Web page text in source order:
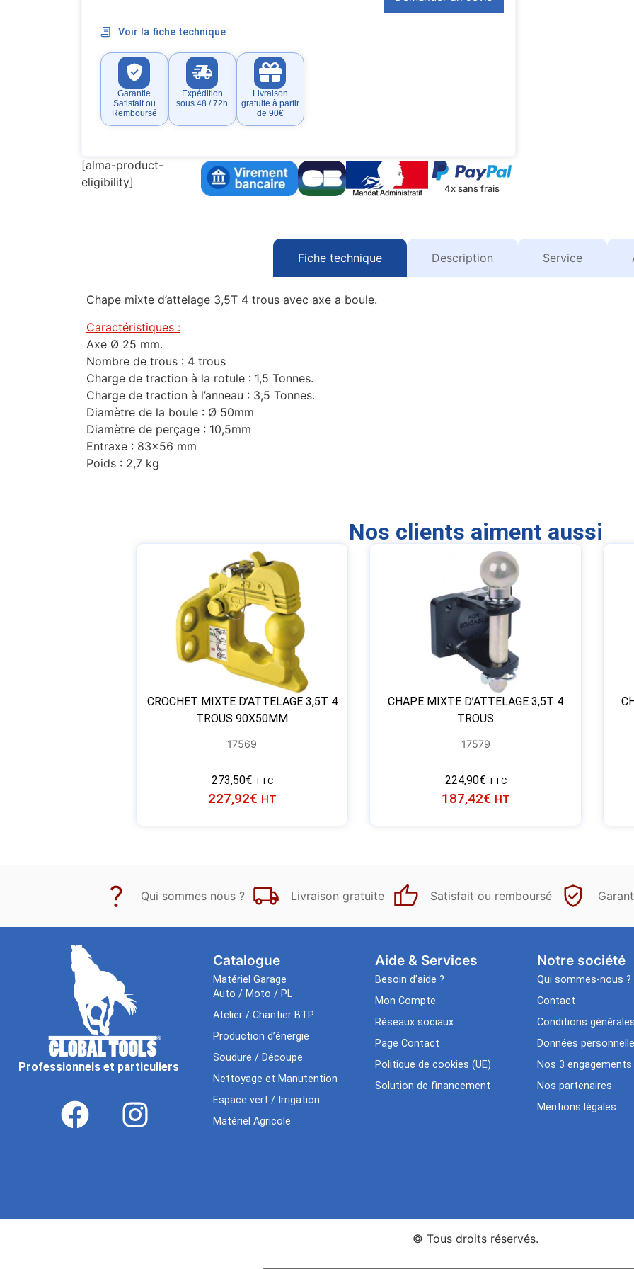
Voir la fiche technique
Garantie
Satisfait ou
Remboursé
Expédition
sous 48 / 72h
Livraison
gratuite à partir
de 90€
[alma-product-
eligibility]
4x sans frais
Fiche technique Description Service
Chape mixte d’attelage 3,5T 4 trous avec axe a boule.
Caractéristiques :
Axe Ø 25 mm.
Nombre de trous : 4 trous
Charge de traction à la rotule : 1,5 Tonnes.
Charge de traction à l’anneau : 3,5 Tonnes.
Diamètre de la boule : Ø 50mm
Diamètre de perçage : 10,5mm
Entraxe : 83×56 mm
Poids : 2,7 kg
Nos clients aiment aussi
CROCHET MIXTE D’ATTELAGE 3,5T 4
TROUS 90X50MM
17569
273,50€ TTC
227,92€ HT
CHAPE MIXTE D’ATTELAGE 3,5T 4
TROUS
17579
224,90€ TTC
187,42€ HT
Qui sommes nous ? Livraison gratuite Satisfait ou remboursé
Professionnels et particuliers
Catalogue
Matériel Garage
Auto / Moto / PL
Atelier / Chantier BTP
Production d’énergie
Soudure / Découpe
Nettoyage et Manutention
Espace vert / Irrigation
Matériel Agricole
Aide & Services​
Besoin d’aide ?
Mon Compte
Réseaux sociaux
Page Contact
Politique de cookies (UE)
Solution de financement
Notre société
Qui sommes-nous ?
Contact
Conditions
Données
Nos 3 engagements
Nos partenaires
Mentions légales
© Tous droits réservés.